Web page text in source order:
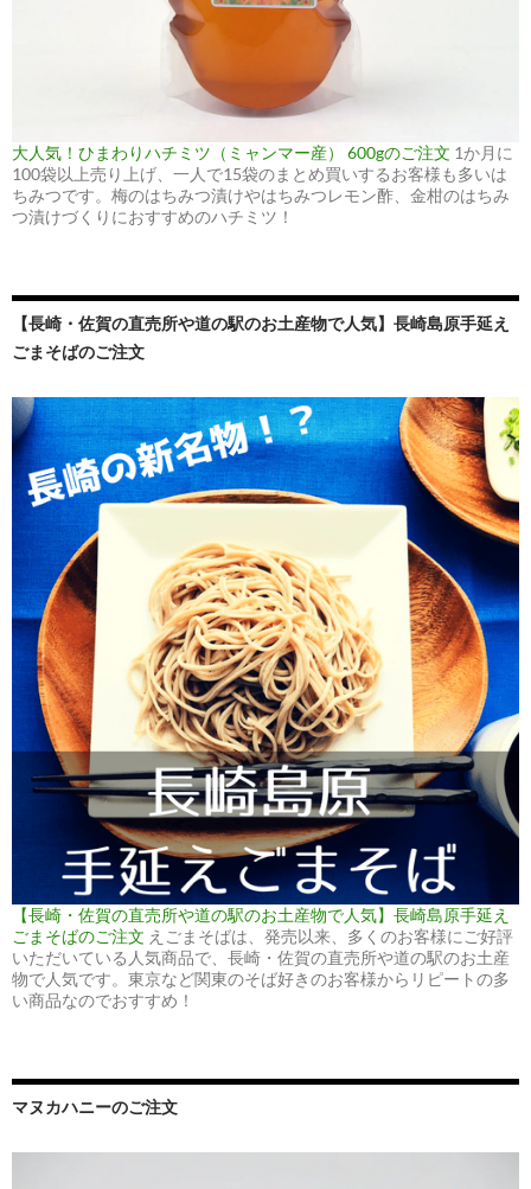
大人気！ひまわりハチミツ（ミャンマー産） 600gのご注文 1か月に
100袋以上売り上げ、一人で15袋のまとめ買いするお客様も多いは
ちみつです。梅のはちみつ漬けやはちみつレモン酢、金柑のはちみ
つ漬けづくりにおすすめのハチミツ！
【長崎・佐賀の直売所や道の駅のお土産物で人気】長崎島原手延え
ごまそばのご注文
【長崎・佐賀の直売所や道の駅のお土産物で人気】長崎島原手延え
ごまそばのご注文 えごまそばは、発売以来、多くのお客様にご好評
いただいている人気商品で、長崎・佐賀の直売所や道の駅のお土産
物で人気です。東京など関東のそば好きのお客様からリピートの多
い商品なのでおすすめ！
マヌカハニーのご注文